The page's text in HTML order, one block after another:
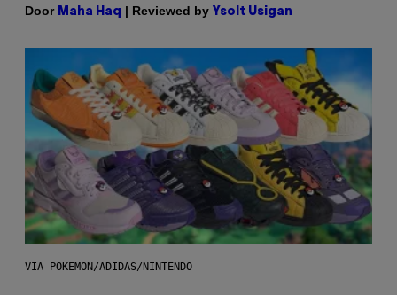
Door Maha Haq | Reviewed by Ysolt Usigan
VIA POKEMON/ADIDAS/NINTENDO